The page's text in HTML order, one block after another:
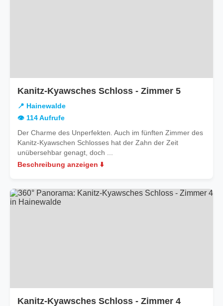
Kanitz-Kyawsches Schloss - Zimmer 5in
📍 Hainewalde
👁️ 114 Aufrufe
Der Charme des Unperfekten. Auch im fünften Zimmer des
Kanitz-Kyawschen Schlosses hat der Zahn der Zeit
unübersehbar genagt, doch ...
Beschreibung anzeigen ⬇️
Kanitz-Kyawsches Schloss - Zimmer 4in